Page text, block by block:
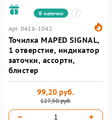
В наличии
Арт. 0416-1042
Точилка MAPED SIGNAL,
1 отверстие, индикатор
заточки, ассорти,
блистер
127,50 руб.
99,20 руб.